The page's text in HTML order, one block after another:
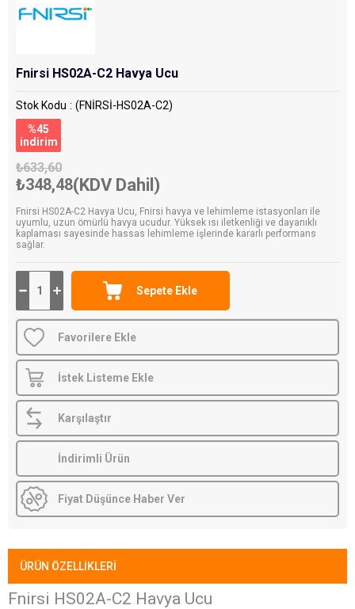
Fnirsi HS02A-C2 Havya Ucu
Stok Kodu
(FNİRSİ-HS02A-C2)
%45
i̇ndirim
₺633,60
₺348,48(KDV Dahil)
Fnirsi HS02A-C2 Havya Ucu, Fnirsi havya ve lehimleme istasyonları ile
uyumlu, uzun ömürlü havya ucudur. Yüksek ısı iletkenliği ve dayanıklı
kaplaması sayesinde hassas lehimleme işlerinde kararlı performans
sağlar.
Favorilere Ekle
İstek Listeme Ekle
Karşılaştır
İndirimli Ürün
Fiyat Düşünce Haber Ver
ÜRÜN ÖZELLIKLERI
Fnirsi HS02A-C2 Havya Ucu